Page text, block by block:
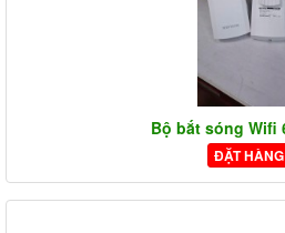
Bộ bắt sóng Wifi
ĐẶT HÀNG